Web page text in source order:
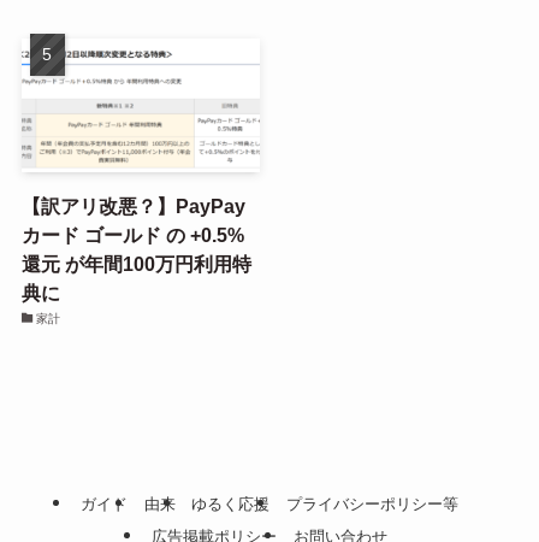
【訳アリ改悪？】PayPay
カード ゴールド の +0.5%
還元 が年間100万円利用特
典に
家計
ガイド 由来 ゆるく応援
プライバシーポリシー等
広告掲載ポリシー
お問い合わせ